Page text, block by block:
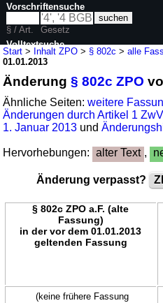
Start > Inhalt ZPO > § 802c >alle
01.01.2013
Änderung§ 802c ZPO
Ähnliche Seiten:weitere
Änderungen durch Artikel 1
1. Januar 2013 und
Hervorhebungen: alter Text ,
Änderung verpasst?
§ 802c ZPO a.F. (alte
Fassung)
in der vor dem 01.01.2013
geltenden Fassung
(keine frühere Fassung
Vorschriftensuche
§ / Art.
Gesetz
Volltextsuche